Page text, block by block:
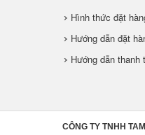
Hình thức đặt
Hướng dẫn đặt
Hướng dẫn thanh
CÔNG TY TNHH